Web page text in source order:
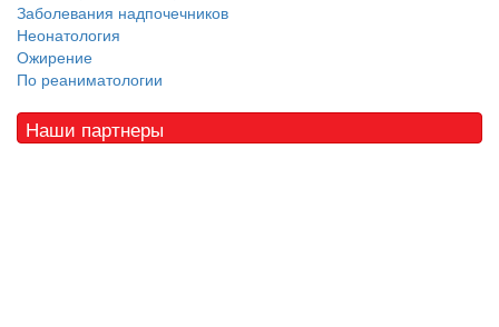
Заболевания надпочечников
Неонатология
Ожирение
По реаниматологии
Наши партнеры